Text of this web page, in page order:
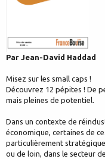
Par Jean-David Haddad
Misez sur les small caps !
Découvrez 12 pépites ! De
mais pleines de potentiel.
Dans un contexte de
économique, certaines de
particulièrement
ou de loin, dans le secteur